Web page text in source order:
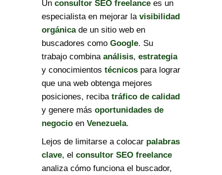
Un consultor SEO freelance es un
especialista en mejorar la visibilidad
orgánicade un sitio web en
buscadores como Google. Su
trabajo combina análisis, estrategia
y conocimientos técnicos para lograr
que una web obtenga mejores
posiciones, reciba tráfico de calidad
y genere más oportunidades de
negocio en Venezuela.
Lejos de limitarse a colocar palabras
clave, el consultor SEO freelance
analiza cómo funciona el buscador,